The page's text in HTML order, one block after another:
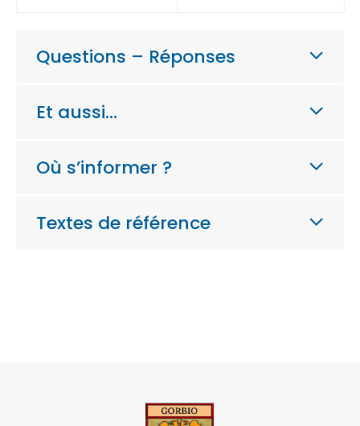
Questions – Réponses
Et aussi…
Où s’informer ?
Textes de référence